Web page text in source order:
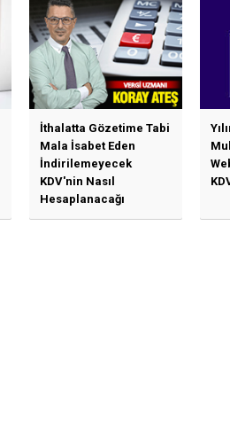
Yargı...
İthalatta Gözetime Tabi
Mala İsabet Eden
İndirilemeyecek
KDV'nin Nasıl
Hesaplanacağı